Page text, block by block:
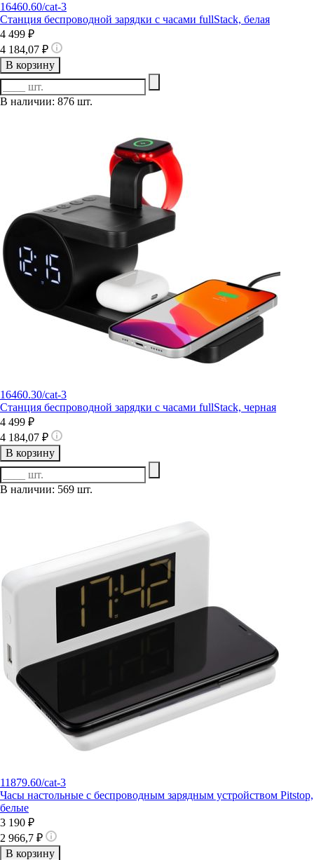
16460.60/cat-3
Станция беспроводной зарядки с часами fullStack, белая
4 499 ₽
4 184,07 ₽
В корзину
В наличии: 876 шт.
16460.30/cat-3
Станция беспроводной зарядки с часами fullStack, черная
4 499 ₽
4 184,07 ₽
В корзину
В наличии: 569 шт.
11879.60/cat-3
Часы настольные с беспроводным зарядным устройством Pitstop,
белые
3 190 ₽
2 966,7 ₽
В корзину